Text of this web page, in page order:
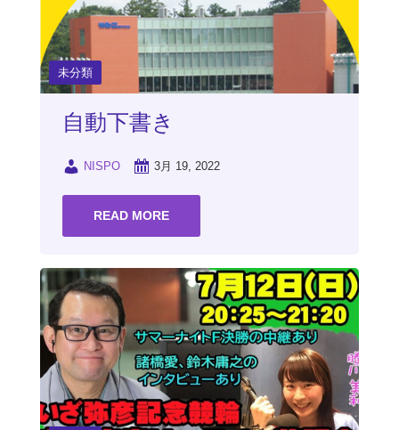
未分類
自動下書き
NISPO 3月 19, 2022
READ MORE